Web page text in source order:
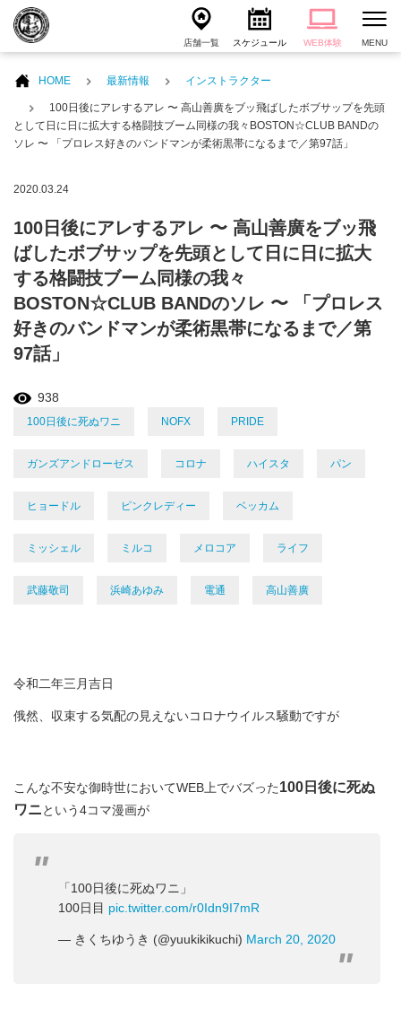
店舗一覧 スケジュール WEB体験 MENU
HOME 最新情報 インストラクター
100日後にアレするアレ 〜 高山善廣をブッ飛ばしたボブサップを先頭
として日に日に拡大する格闘技ブーム同様の我々BOSTON☆CLUB BANDの
ソレ 〜 「プロレス好きのバンドマンが柔術黒帯になるまで／第97話」
2020.03.24
100日後にアレするアレ 〜 高山善廣をブッ飛
ばしたボブサップを先頭として日に日に拡大
する格闘技ブーム同様の我々
BOSTON☆CLUB BANDのソレ 〜 「プロレス
好きのバンドマンが柔術黒帯になるまで／第
97話」
938
100日後に死ぬワニ NOFX PRIDE
ガンズアンドローゼス コロナ ハイスタ パン
ヒョードル ピンクレディー ベッカム
ミッシェル ミルコ メロコア ライフ
武藤敬司 浜崎あゆみ 電通 高山善廣
令和二年三月吉日
俄然、収束する気配の見えないコロナウイルス騒動ですが
こんな不安な御時世においてWEB上でバズった100日後に死ぬ
ワニという4コマ漫画が
「100日後に死ぬワニ」
100日目 pic.twitter.com/r0Idn9I7mR
— きくちゆうき (@yuukikikuchi) March 20, 2020